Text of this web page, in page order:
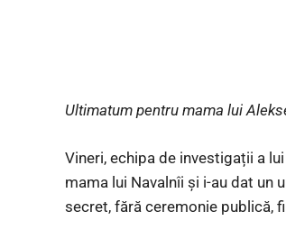
Ultimatum pentru mama lui
Vineri, echipa de investigații a
mama lui Navalnîi și i-au dat un
secret, fără ceremonie publică,